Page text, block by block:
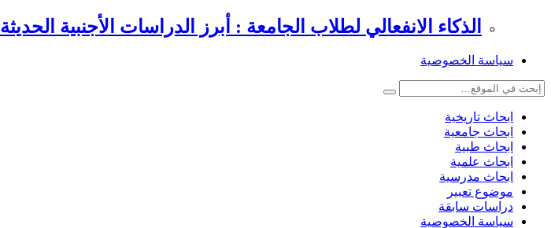
الذكاء الانفعالي لطلاب الجامعة : أبرز الدراسات الأجنبية الحديثة
سياسة الخصوصية
ابحاث تاريخية
ابحاث جامعية
ابحاث طبية
ابحاث علمية
ابحاث مدرسية
موضوع تعبير
دراسات سابقة
سياسة الخصوصية